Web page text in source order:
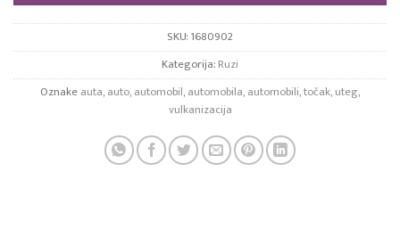
SKU:1680902
Kategorija:Ruzi
Oznakeauta,auto,automobil,automobila,automobili,točak,uteg,
vulkanizacija